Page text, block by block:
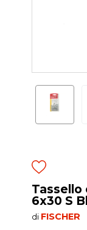
Tassello
6x30 S
di FISCHER